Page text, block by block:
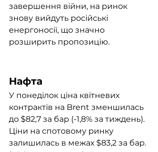
завершення війни, на ринок
знову вийдуть російські
енергоносії, що значно
розширить пропозицію.
Нафта
У понеділок ціна квітневих
контрактів на Brent зменшилась
до $82,7 за бар (-1,8% за тиждень).
Ціни на спотовому ринку
залишилась в межах $83,2 за бар.